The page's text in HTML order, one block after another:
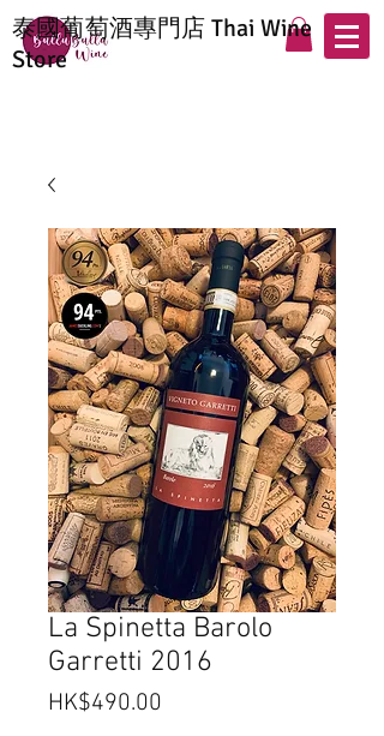
泰國葡萄酒專門店 Thai Wine
Store
La Spinetta Barolo
Garretti 2016
HK$490.00